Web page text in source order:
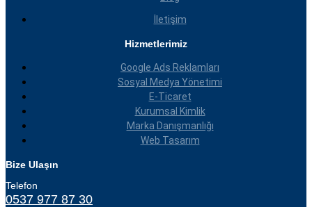
İletişim
Hizmetlerimiz
Google Ads Reklamları
Sosyal Medya Yönetimi
E-Ticaret
Kurumsal Kimlik
Marka Danışmanlığı
Web Tasarım
Bize Ulaşın
Telefon
0537 977 87 30